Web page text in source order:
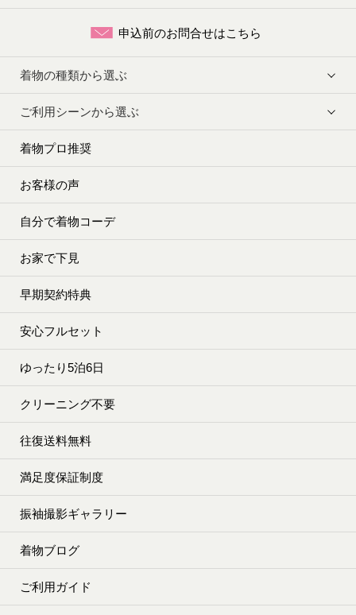
申込前のお問合せはこちら
着物の種類から選ぶ
ご利用シーンから選ぶ
着物プロ推奨
お客様の声
自分で着物コーデ
お家で下見
早期契約特典
安心フルセット
ゆったり5泊6日
クリーニング不要
往復送料無料
満足度保証制度
振袖撮影ギャラリー
着物ブログ
ご利用ガイド